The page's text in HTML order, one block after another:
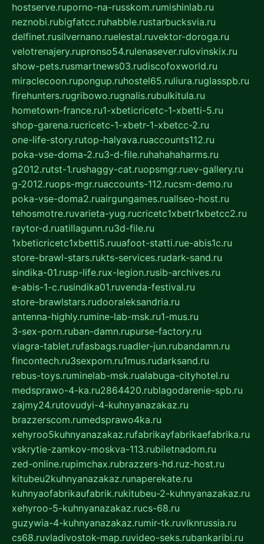
hostserve.ruporno-na-russkom.rumishinlab.ru
neznobi.rubigfatcc.ruhabble.rustarbucksvia.ru
delfinet.rusilvernano.ruelestal.ruvektor-doroga.ru
velotrenajery.rupronso54.rulenasever.rulovinskix.ru
show-pets.rusmartnews03.rudiscofoxworld.ru
miraclecoon.rupongup.ruhostel65.ruliura.ruglasspb.ru
firehunters.rugribowo.rugnalis.rubulkitula.ru
hometown-france.ru1-xbeticricetc-1-xbetti-5.ru
shop-garena.rucricetc-1-xbetr-1-xbetcc-2.ru
one-life-story.rutop-halyava.ruaccounts112.ru
poka-vse-doma-2.ru3-d-file.ruhahahaharms.ru
g2012.rutst-1.rushaggy-cat.ruopsmgr.ruev-gallery.ru
g-2012.ruops-mgr.ruaccounts-112.rucsm-demo.ru
poka-vse-doma2.ruairgungames.ruallseo-host.ru
tehosmotre.ruvarieta-yug.rucricetc1xbetr1xbetcc2.ru
raytor-d.ruatillagunn.ru3d-file.ru
1xbeticricetc1xbetti5.ruuafoot-statti.rue-abis1c.ru
store-brawl-stars.rukts-services.rudark-sand.ru
sindika-01.rusp-life.rux-legion.rusib-archives.ru
e-abis-1-c.rusindika01.ruvenda-festival.ru
store-brawlstars.rudooraleksandria.ru
antenna-highly.rumine-lab-msk.ru1-mus.ru
3-sex-porn.ruban-damn.rupurse-factory.ru
viagra-tablet.rufasbags.ruadler-jun.rubandamn.ru
fincontech.ru3sexporn.ru1mus.rudarksand.ru
rebus-toys.ruminelab-msk.rualabuga-cityhotel.ru
medsprawo-4-ka.ru2864420.rublagodarenie-spb.ru
zajmy24.rutovudyi-4-kuhnyanazakaz.ru
brazzerscom.rumedsprawo4ka.ru
xehyroo5kuhnyanazakaz.rufabrikayfabrikaefabrika.ru
vskrytie-zamkov-moskva-113.rubiletnadom.ru
zed-online.rupimchax.rubrazzers-hd.ruz-host.ru
kitubeu2kuhnyanazakaz.runaperekate.ru
kuhnyaofabrikaufabrik.rukitubeu-2-kuhnyanazakaz.ru
xehyroo-5-kuhnyanazakaz.rucs-68.ru
guzywia-4-kuhnyanazakaz.rumir-tk.ruvlknrussia.ru
cs68.ruvladivostok-map.ruvideo-seks.rubankaribi.ru